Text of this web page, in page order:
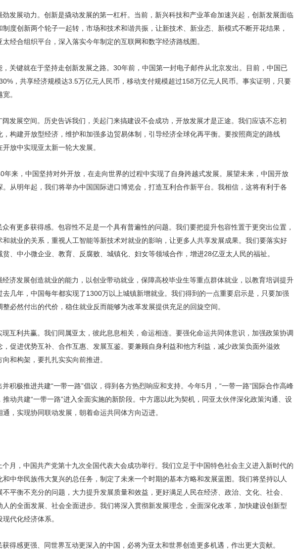
发展动力。创新是撬动发展的第一杠杆。当前，新兴科技和产业革命加速兴起，创新发展面临
度创新两个轮子一起转，市场和技术和谐共振，让新技术、新业态、新模式不断开花结果，
经合组织平台，深入落实今年制定的互联网和数字经济路线图。
关键就在于坚持走创新发展之路。30年前，中国第一封电子邮件从北京发出。目前，中国已
，共享经济规模达3.5万亿元人民币，移动支付规模超过158万亿元人民币。事实证明，只要
。
发展空间。历史告诉我们，关起门来搞建设不会成功，开放发展才是正途。我们应该不忘初
构建开放型经济，维护和加强多边贸易体制，引导经济全球化再平衡。要按照商定的路线
放中实现亚太新一轮大发展。
年来，中国坚持对外开放，在走向世界的过程中实现了自身跨越式发展。展望未来，中国开放
从明年起，我们将举办中国国际进口博览会，打造互利合作新平台。我相信，这将有利于各
有更多获得感。包容性不足是一个具有普遍性的问题。我们要把提升包容性置于更突出位置，
就业的关系，重视人工智能等新技术对就业的影响，让更多人共享发展成果。我们要落实好
、中小微企业、教育、反腐败、城镇化、妇女等领域合作，增进28亿亚太人民的福祉。
济发展创造就业的能力，以创业带动就业，保障高校毕业生等重点群体就业，以教育培训提升
几年，中国每年都实现了1300万以上城镇新增就业。我们得到的一点重要启示是，只要加强
必然付出的代价，稳住就业反而能够为改革发展提供充足的回旋空间。
互利共赢。我们同属亚太，彼此息息相关，命运相连。要强化命运共同体意识，加强政策协调
促进优势互补、合作互惠、发展互鉴。要兼顾自身利益和他方利益，减少政策负面外溢效
和构架，要扎扎实实向前推进。
积极推进共建“一带一路”倡议，得到各方热烈响应和支持。今年5月，“一带一路”国际合作高峰
动共建“一带一路”进入全面实施的新阶段。中方愿以此为契机，同亚太伙伴深化政策沟通、设
，实现协同联动发展，朝着命运共同体方向迈进。
月，中国共产党第十九次全国代表大会成功举行。我们立足于中国特色社会主义进入新时代的
中华民族伟大复兴的总任务，制定了未来一个时期的基本方略和发展蓝图。我们将坚持以人
平衡不充分的问题，大力提升发展质量和效益，更好满足人民在经济、政治、文化、社会、
的全面发展、社会全面进步。我们将深入贯彻新发展理念，全面深化改革，加快建设创新型
代化经济体系。
得感更强、同世界互动更深入的中国，必将为亚太和世界创造更多机遇，作出更大贡献。